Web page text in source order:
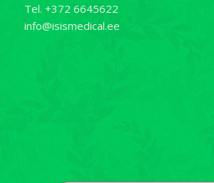
Tel. +372 6645622
info@isismedical.ee